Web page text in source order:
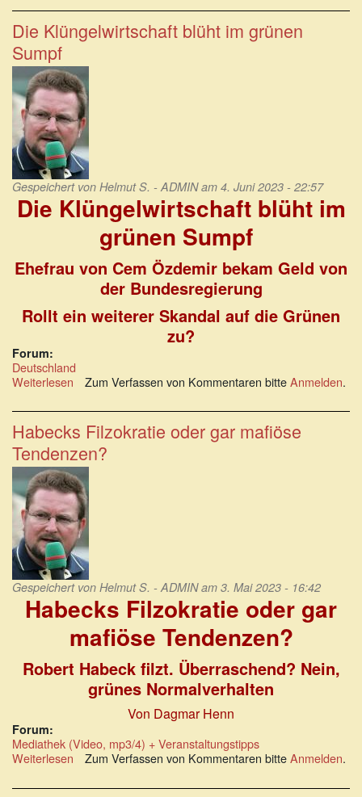
schafft
bisher
1710
Beamtenstellen
Die Klüngelwirtschaft blüht im grünen
Sumpf
Gespeichert von Helmut S. - ADMINam 4. Juni 2023 - 22:57
Die Klüngelwirtschaft blüht im
grünen Sumpf
Ehefrau von Cem Özdemir bekam Geld von
der Bundesregierung
Rollt ein weiterer Skandal auf die Grünen
zu?
Forum:
Deutschland
Weiterlesen über
Klüngelwirtschaft
blüht
im
grünen
Sumpf
Zum Verfassen von Kommentaren bitteAnmelden.
Habecks Filzokratie oder gar mafiöse
Tendenzen?
Gespeichert von Helmut S. - ADMINam 3. Mai 2023 - 16:42
Habecks Filzokratie oder gar
mafiöse Tendenzen?
Robert Habeck filzt. Überraschend? Nein,
grünes Normalverhalten
Von Dagmar Henn
Forum:
Mediathek (Video, mp3/4) + Veranstaltungstipps
Weiterlesen über
Filzokratie
Zum Verfassen von Kommentaren bitteAnmelden.